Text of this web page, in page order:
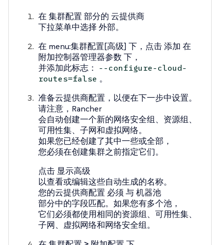
在集群配置 部分的 云提供商
下拉菜单中选择外部。
在 menu:集群配置[高级] 下，点击添加 在
附加控制器管理器参数 下，
并添加此标志：
--configure-cloud-
routes=false 。
准备云提供商配置，以便在下一步中设置。
请注意，Rancher
会自动创建一个新的网络安全组、资源组、
可用性集、子网和虚拟网络。
如果您已经创建了其中一些或全部，
您必须在创建集群之前指定它们。
点击 显示高级
以查看或编辑这些自动生成的名称。
您的云提供商配置 必须 与机器池
部分中的字段匹配。如果您有多个池，
它们必须都使用相同的资源组、可用性集、
子网、虚拟网络和网络安全组。